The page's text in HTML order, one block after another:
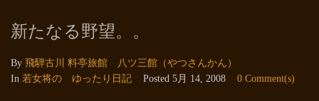
新たなる野望。。
By 飛騨古川 料亭旅館 八ツ三館（やつさんかん）
In 若女将の ゆったり日記 Posted 5月 14, 2008 0 Comment(s)